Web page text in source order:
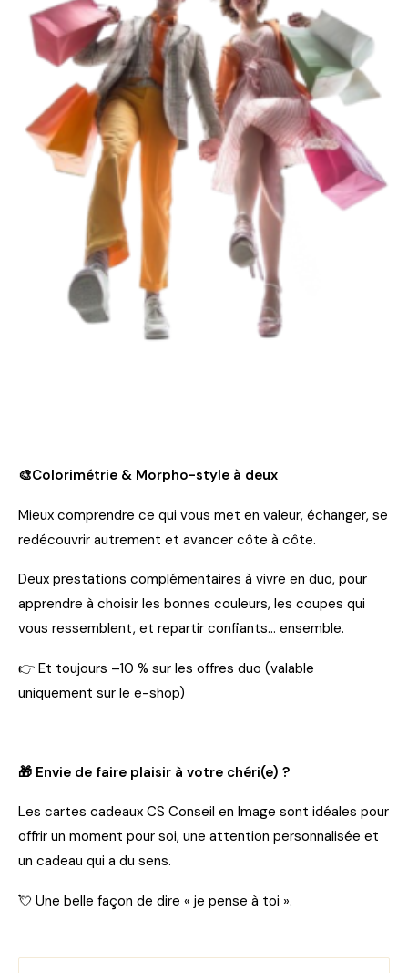
🎨Colorimétrie & Morpho-style à deux
Mieux comprendre ce qui vous met en valeur, échanger, se
redécouvrir autrement et avancer côte à côte.
Deux prestations complémentaires à vivre en duo, pour
apprendre à choisir les bonnes couleurs, les coupes qui
vous ressemblent, et repartir confiants… ensemble.
👉 Et toujours –10 % sur les offres duo (valable
uniquement sur le e-shop)
🎁 Envie de faire plaisir à votre chéri(e) ?
Les cartes cadeaux CS Conseil en Image sont idéales pour
offrir un moment pour soi, une attention personnalisée et
un cadeau qui a du sens.
💘 Une belle façon de dire « je pense à toi ».